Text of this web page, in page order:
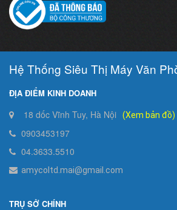
Hệ Thống Siêu Thị Máy Văn
ĐỊA ĐIỂM KINH DOANH
18 dốc Vĩnh Tuy, Hà Nội (Xem bản đồ)
0903453197
04.3633.5510
amycoltd.mai@gmail.com
TRỤ SỞ CHÍNH